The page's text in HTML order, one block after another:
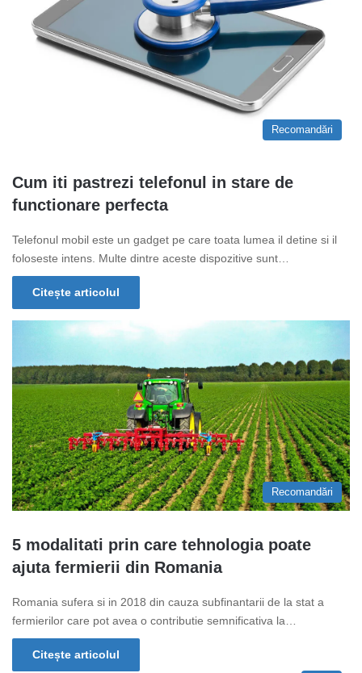
Recomandări
Cum iti pastrezi telefonul in stare de
functionare perfecta
Telefonul mobil este un gadget pe care toata lumea il detine si il
foloseste intens. Multe dintre aceste dispozitive sunt…
Citește articolul
Recomandări
5 modalitati prin care tehnologia poate
ajuta fermierii din Romania
Romania sufera si in 2018 din cauza subfinantarii de la stat a
fermierilor care pot avea o contributie semnificativa la…
Citește articolul